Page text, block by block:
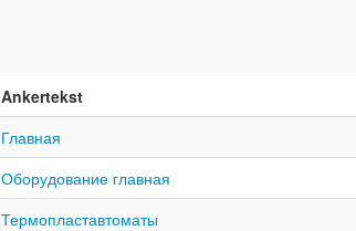
Ankertekst
Главная
Оборудование главная
Термопластавтоматы